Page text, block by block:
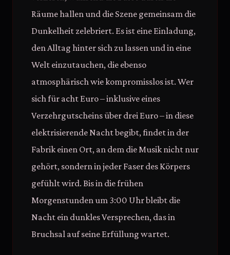
Räume hallen und die Szene gemeinsam die
Dunkelheit zelebriert. Es ist eine Einladung,
den Alltag hinter sich zu lassen und in eine
Welt einzutauchen, die ebenso
atmosphärisch wie kompromisslos ist. Wer
sich für acht Euro – inklusive eines
Verzehrgutscheins über drei Euro – in diese
elektrisierende Nacht begibt, findet in der
Fabrik einen Ort, an dem die Musik nicht nur
gehört, sondern in jeder Faser des Körpers
gefühlt wird. Bis in die frühen
Morgenstunden um 3:00 Uhr bleibt die
Nacht ein dunkles Versprechen, das in
Bruchsal auf seine Erfüllung wartet.